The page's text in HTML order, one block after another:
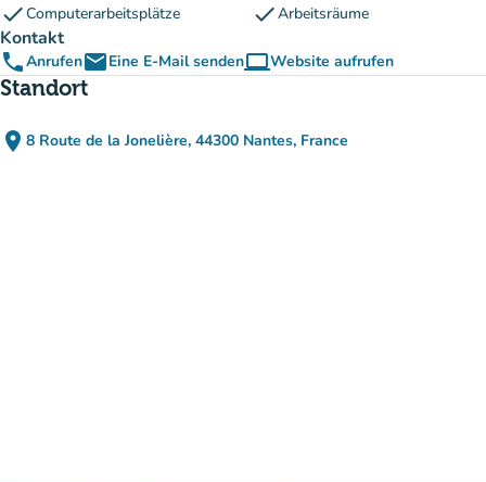
checkComputerarbeitsplätze checkArbeitsräume
Kontakt
phoneAnrufenemailEine E-Mail sendencomputerWebsite aufrufen
(new tab)
Standort
place 8 Route de la Jonelière, 44300 Nantes, France
(in Google Maps öffnen)
(new tab)